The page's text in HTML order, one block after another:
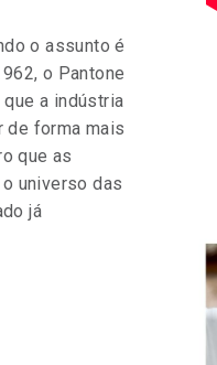
o assunto é
o Pantone
a indústria
de forma mais
que as
universo das
já